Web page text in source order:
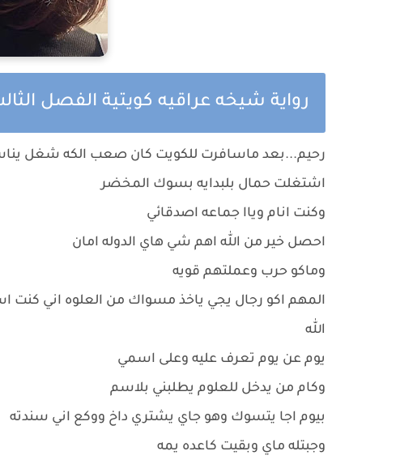
رواية شيخه عراقيه كويتية الفصل
رحيم...بعد ماسافرت للكويت كان صعب الكه شغل
اشتغلت حمال بلبدايه بسوك المخضر
وكنت انام وياا جماعه اصدقائي
احصل خير من الله اهم شي هاي الدوله امان
وماكو حرب وعملتهم قويه
المهم اكو رجال يجي ياخذ مسواك من العلوه اني كنت
الله
يوم عن يوم تعرف عليه وعلى اسمي
وكام من يدخل للعلوم يطلبني بلاسم
بيوم اجا يتسوك وهو جاي يشتري داخ ووكع اني سندته
وجبتله ماي وبقيت كاعده يمه